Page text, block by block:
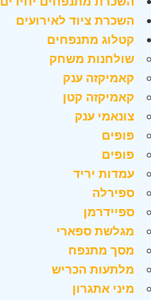
השכרת ציוד לאירועים
קטלוג מתנפחים
שולחנות משחק
קאמיקזה ענק
קאמיקזה קטן
צונאמי ענק
פופים
פופים
עמדות יריד
ספירלה
ספיידרמן
מגלשת ספארי
מסך מתנפח
מלתעות הכריש
מיני אתגרון